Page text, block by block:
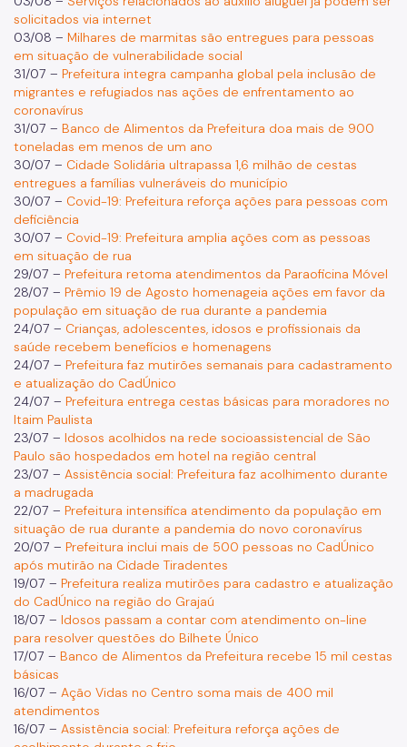
solicitados via internet
03/08 – Milhares de marmitas são entregues para pessoas
em situação de vulnerabilidade social
31/07 – Prefeitura integra campanha global pela inclusão de
migrantes e refugiados nas ações de enfrentamento ao
coronavírus
31/07 – Banco de Alimentos da Prefeitura doa mais de 900
toneladas em menos de um ano
30/07 – Cidade Solidária ultrapassa 1,6 milhão de cestas
entregues a famílias vulneráveis do município
30/07 – Covid-19: Prefeitura reforça ações para pessoas com
deficiência
30/07 – Covid-19: Prefeitura amplia ações com as pessoas
em situação de rua
29/07 – Prefeitura retoma atendimentos da Paraoficina Móvel
28/07 – Prêmio 19 de Agosto homenageia ações em favor da
população em situação de rua durante a pandemia
24/07 – Crianças, adolescentes, idosos e profissionais da
saúde recebem benefícios e homenagens
24/07 – Prefeitura faz mutirões semanais para cadastramento
e atualização do CadÚnico
24/07 – Prefeitura entrega cestas básicas para moradores no
Itaim Paulista
23/07 – Idosos acolhidos na rede socioassistencial de São
Paulo são hospedados em hotel na região central
23/07 – Assistência social: Prefeitura faz acolhimento durante
a madrugada
22/07 – Prefeitura intensifica atendimento da população em
situação de rua durante a pandemia do novo coronavírus
20/07 – Prefeitura inclui mais de 500 pessoas no CadÚnico
após mutirão na Cidade Tiradentes
19/07 – Prefeitura realiza mutirões para cadastro e atualização
do CadÚnico na região do Grajaú
18/07 – Idosos passam a contar com atendimento on-line
para resolver questões do Bilhete Único
17/07 – Banco de Alimentos da Prefeitura recebe 15 mil cestas
básicas
16/07 – Ação Vidas no Centro soma mais de 400 mil
atendimentos
16/07 – Assistência social: Prefeitura reforça ações de